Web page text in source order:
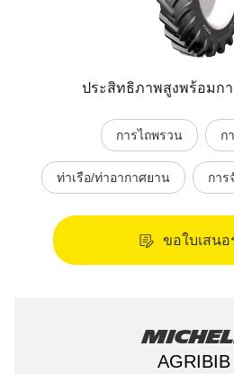
ประสิทธิภาพสูงพร้อมกา
การไถพรวน ก
ท่าเรือ/ท่าอากาศยาน การ
ขอใบเสน
AGRIBIB